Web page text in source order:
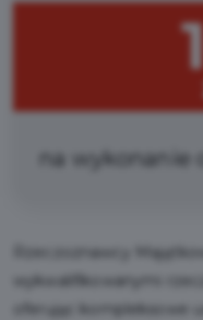
na wykonanie
Rzeczoznawcy
wykwalifikowanymi
oferując kompleksowe